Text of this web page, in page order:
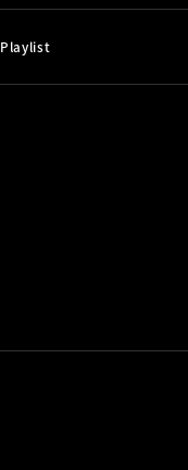
Playlist